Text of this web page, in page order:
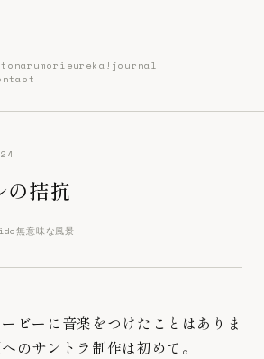
eureka! journal
の拮抗
無意味な風景
ビーに音楽をつけたことはありま
のサントラ制作は初めて。